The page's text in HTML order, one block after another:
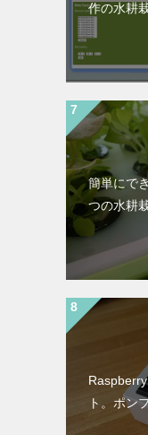
作の水耕
簡単にで
つの水耕
ト。ポン